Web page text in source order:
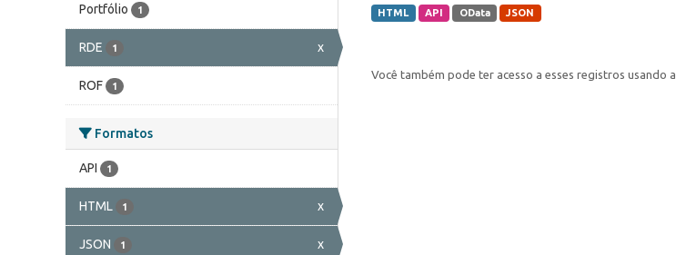
Portfólio 1
RDE 1 x
ROF 1
Formatos
API 1
HTML 1 x
JSON 1 x
HTML API OData JSON
Você também pode ter acesso a esses registros usando a